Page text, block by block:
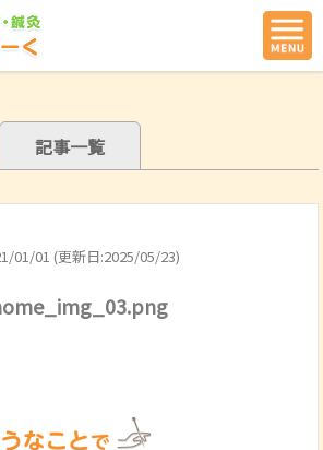
記事一覧
01/01 (更新日:2025/05/23)